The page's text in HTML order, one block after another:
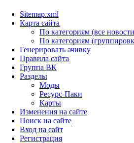
Sitemap.xml
Карта сайта
По категориям (все
По категориям
Генерировать ачивку
Правила сайта
Группа ВК
Разделы
Моды
Ресурс-Паки
Карты
Изменения на сайте
Поиск на сайте
Вход на сайт
Регистрация